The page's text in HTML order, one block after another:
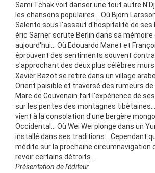
Sami Tchak voit danser une tout autre
les chansons populaires... Où Björn
Salento sous l'assaut d'hospitalité de ses
éric Sarner scrute Berlin dans sa mémoire
aujourd'hui... Où Edouardo Manet et
éprouvent des sentiments souvent
s'approchant des deux plus célèbres murs
Xavier Bazot se retire dans un village
Orient paisible et traversé des rumeurs de
Marc de Gouvenain fait l'expérience de
sur les pentes des montagnes tibétaines...
vient à la consolation d'une bergère
Occidental... Où Wei Wei plonge dans un
installé dans ses traditions... Cependant
médite sur la prochaine circumnavigation
revoir certains détroits...
Présentation de l'éditeur